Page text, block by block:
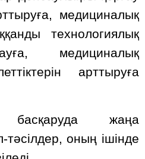
медициналық
технологиялық
медициналық
арттыруға
басқаруда жаңа
оның ішінде